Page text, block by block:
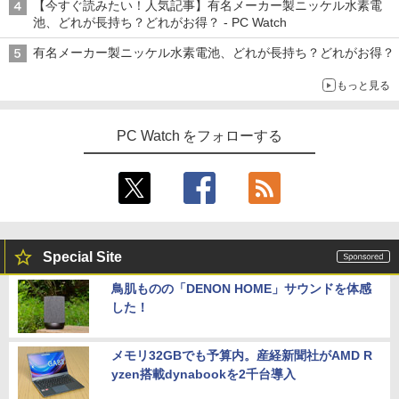
【今すぐ読みたい！人気記事】有名メーカー製ニッケル水素電
池、どれが長持ち？どれがお得？ - PC Watch
有名メーカー製ニッケル水素電池、どれが長持ち？どれがお得？
もっと見る
PC Watch をフォローする
Special Site
鳥肌ものの「DENON HOME」サウンドを体感
した！
メモリ32GBでも予算内。産経新聞社がAMD R
yzen搭載dynabookを2千台導入